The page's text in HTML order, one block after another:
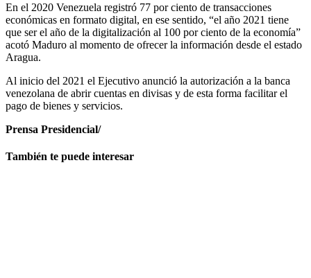
En el 2020 Venezuela registró 77 por ciento de transacciones
económicas en formato digital, en ese sentido, “el año 2021 tiene
que ser el año de la digitalización al 100 por ciento de la economía”
acotó Maduro al momento de ofrecer la información desde el estado
Aragua.
Al inicio del 2021 el Ejecutivo anunció la autorización a la banca
venezolana de abrir cuentas en divisas y de esta forma facilitar el
pago de bienes y servicios.
Prensa Presidencial/
También te puede interesar